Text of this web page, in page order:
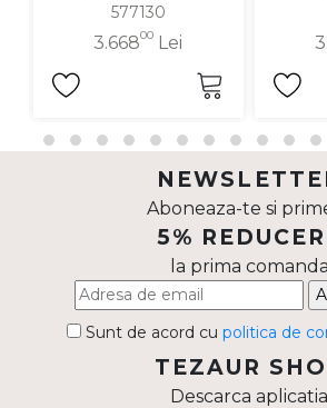
577130
3.66800 Lei
Aboneaza-te si
5%
la prima comanda
Sunt de acord cu politica de
TEZAUR
Descarca aplicatia